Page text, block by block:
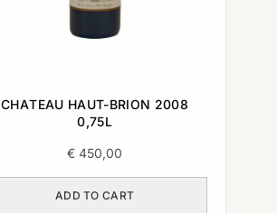
CHATEAU HAUT-BRION 2008
0,75L
€ 450,00
ADD TO CART